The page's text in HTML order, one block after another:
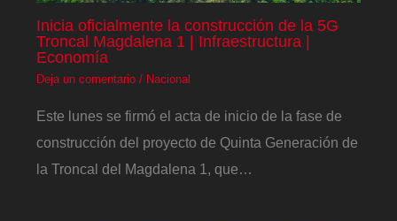
Inicia oficialmente la construcción de la 5G
Troncal Magdalena 1 | Infraestructura |
Economía
Deja un comentario / Nacional
Este lunes se firmó el acta de inicio de la fase de
construcción del proyecto de Quinta Generación de
la Troncal del Magdalena 1, que…